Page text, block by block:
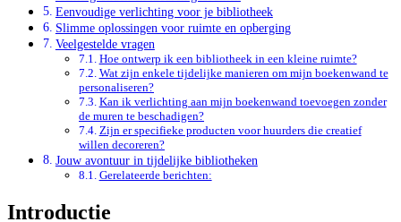
Eenvoudige verlichting voor je bibliotheek
Slimme oplossingen voor ruimte en opberging
Veelgestelde vragen
Hoe ontwerp ik een bibliotheek in een kleine ruimte?
Wat zijn enkele tijdelijke manieren om mijn boekenwand te
personaliseren?
Kan ik verlichting aan mijn boekenwand toevoegen zonder
de muren te beschadigen?
Zijn er specifieke producten voor huurders die creatief
willen decoreren?
Jouw avontuur in tijdelijke bibliotheken
Gerelateerde berichten:
Introductie